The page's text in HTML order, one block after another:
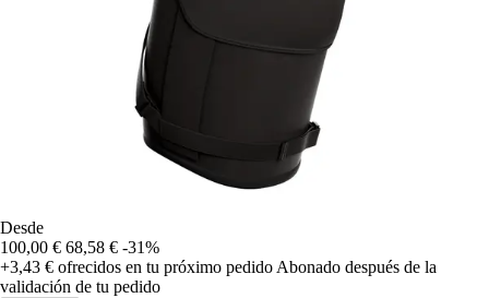
Desde
100,00 € 68,58 € -31%
+3,43 € ofrecidos en tu próximo pedido Abonado después de la
validación de tu pedido